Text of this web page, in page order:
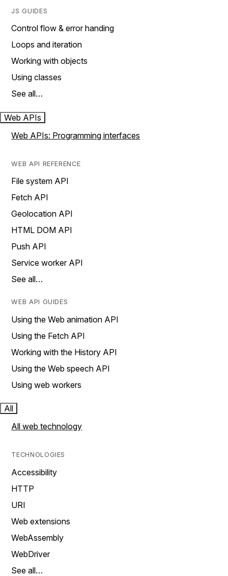
JS GUIDES
Control flow & error handing
Loops and iteration
Working with objects
Using classes
See all…
Web APIs
Web APIs: Programming interfaces
WEB API REFERENCE
File system API
Fetch API
Geolocation API
HTML DOM API
Push API
Service worker API
See all…
WEB API GUIDES
Using the Web animation API
Using the Fetch API
Working with the History API
Using the Web speech API
Using web workers
All
All web technology
TECHNOLOGIES
Accessibility
HTTP
URI
Web extensions
WebAssembly
WebDriver
See all…